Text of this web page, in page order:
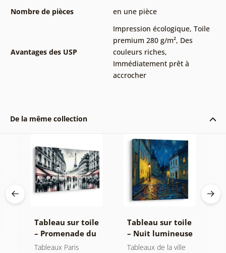
Nombre de pièces
en une pièce
Avantages des USP
Impression écologique, Toile
premium 280 g/m², Des
couleurs riches,
Immédiatement prêt à
accrocher
De la même collection
Tableau sur toile
– Promenade du
soir à Paris
Tableaux Paris
Tableau sur toile
– Nuit lumineuse
des lampadaires
Tableaux de la ville